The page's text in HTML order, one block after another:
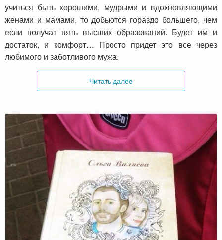
учиться быть хорошими, мудрыми и вдохновляющими
женами и мамами, то добьются гораздо большего, чем
если получат пять высших образований. Будет им и
достаток, и комфорт… Просто придет это все через
любимого и заботливого мужа.
Читать далее